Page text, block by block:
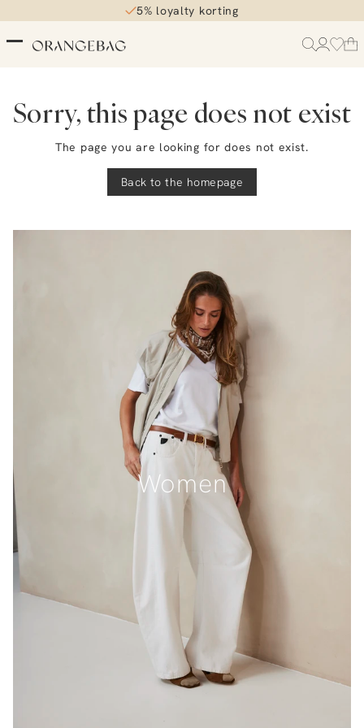
5% loyalty korting
Sorry, this page does not exist
The page you are looking for does not exist.
Back to the homepage
Women